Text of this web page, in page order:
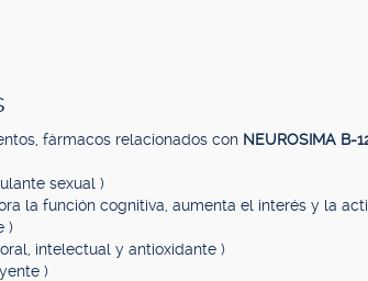
fármacos relacionados con NEUROSIMA B-
sexual )
la función cognitiva, aumenta el interés y la
)
intelectual y antioxidante )
)